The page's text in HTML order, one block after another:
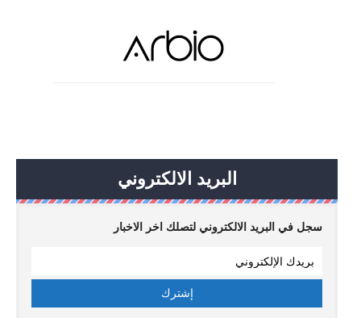
البريد الالكتروني
سجل في البريد الالكتروني لتصلك اخر الاخبار